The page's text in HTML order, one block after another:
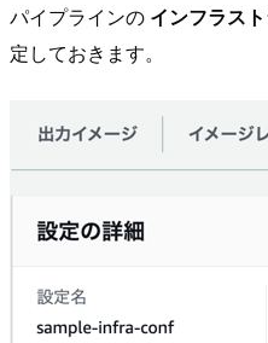
パイプラインの インフラス
定しておきます。